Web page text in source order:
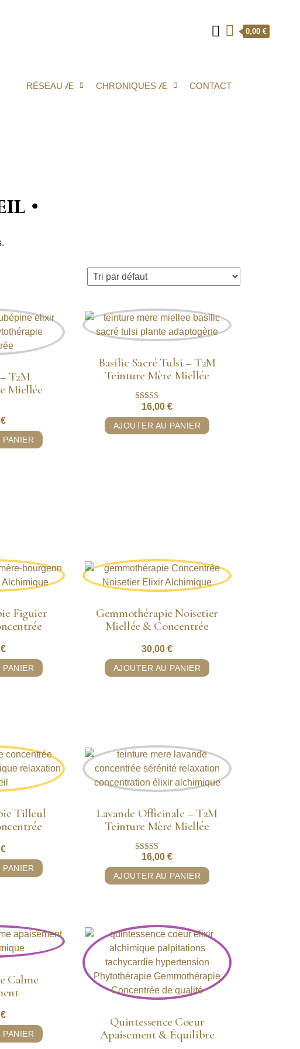
0,00 €
RÉSEAU Æ CHRONIQUES Æ CONTACT
T2M
Miellée
€
PANIER
Basilic Sacré Tulsi – T2M
Teinture Mère Miellée
Note
5.00
sur 5
16,00 €
AJOUTER AU PANIER
Figuier
€
PANIER
Gemmothérapie Noisetier
Miellée & Concentrée
30,00 €
AJOUTER AU PANIER
Tilleul
€
PANIER
Lavande Officinale – T2M
Teinture Mère Miellée
Note
5.00
sur 5
16,00 €
AJOUTER AU PANIER
Calme
€
PANIER
Quintessence Coeur
Apaisement & Équilibre